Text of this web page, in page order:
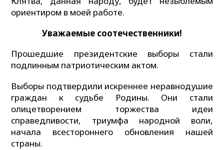
ориентиром в моей работе.
Уважаемые соотечественники!
Прошедшие президентские выборы стали
подлинным патриотическим актом.
Выборы подтвердили искреннее неравнодушие
граждан к судьбе Родины. Они стали
олицетворением торжества идеи
справедливости, триумфа народной воли,
начала всестороннего обновления нашей
страны.